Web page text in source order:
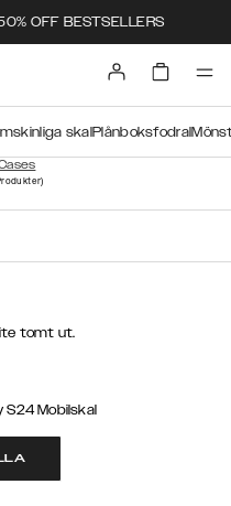
OFF BESTSELLERS
skal Plånboksfodral
)
tomt ut.
S24 Mobilskal